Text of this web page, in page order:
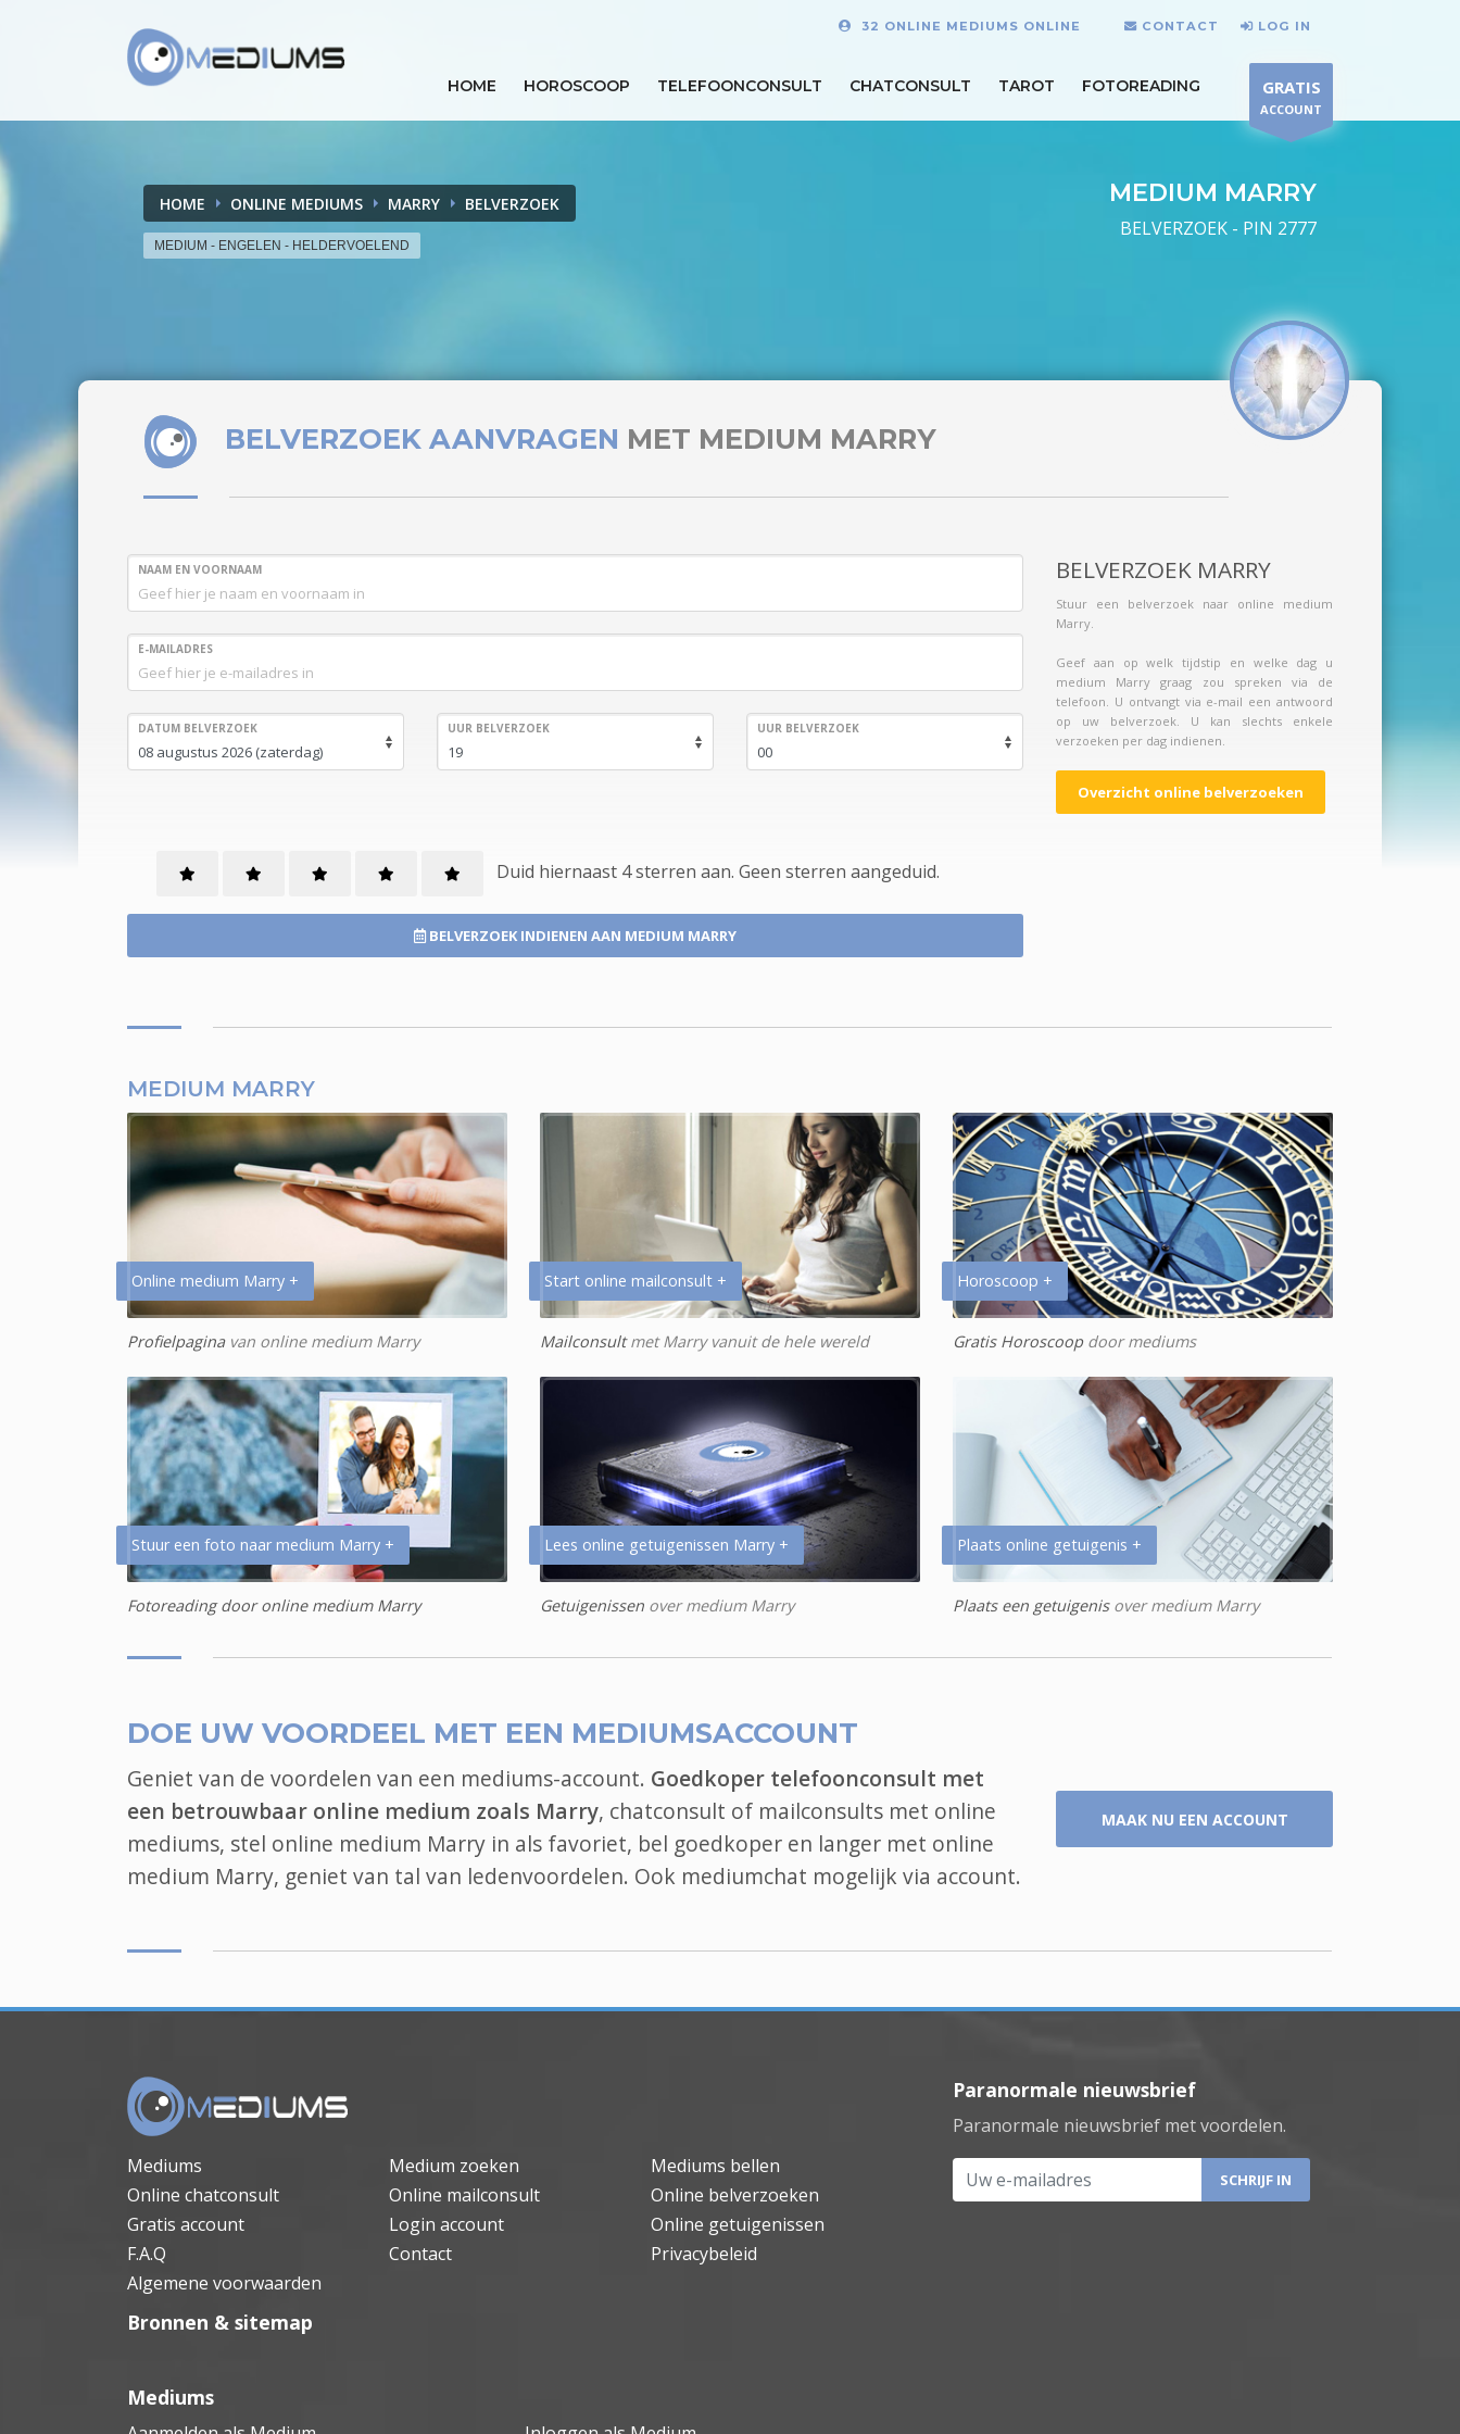
32 ONLINE MEDIUMS ONLINE CONTACT LOG IN
HOME HOROSCOOP TELEFOONCONSULT CHATCONSULT TAROT FOTOREADING GRATIS
ACCOUNT
HOME ONLINE MEDIUMS MARRY BELVERZOEK
MEDIUM - ENGELEN - HELDERVOELEND
MEDIUM MARRY
BELVERZOEK - PIN 2777
BELVERZOEK AANVRAGEN MET MEDIUM MARRY
NAAM EN VOORNAAM
E-MAILADRES
DATUM BELVERZOEK UUR BELVERZOEK UUR BELVERZOEK
Duid hiernaast 4 sterren aan. Geen sterren aangeduid.
BELVERZOEK INDIENEN AAN MEDIUM MARRY
BELVERZOEK MARRY
Stuur een belverzoek naar online medium
Marry.
Geef aan op welk tijdstip en welke dag u
medium Marry graag zou spreken via de
telefoon. U ontvangt via e-mail een antwoord
op uw belverzoek. U kan slechts enkele
verzoeken per dag indienen.
Overzicht online belverzoeken
MEDIUM MARRY
Online medium Marry +
Profielpaginavan online medium Marry
Start online mailconsult +
Mailconsultmet Marry vanuit de hele wereld
Horoscoop +
Gratis Horoscoopdoor mediums
Stuur een foto naar medium Marry +
Fotoreading door online medium Marry
Lees online getuigenissen Marry +
Getuigenissen over medium Marry
Plaats online getuigenis +
Plaats een getuigenisover medium Marry
DOE UW VOORDEEL MET EEN MEDIUMSACCOUNT
Geniet van de voordelen van een mediums-account. Goedkoper telefoonconsult met
een betrouwbaar online medium zoals Marry, chatconsult of mailconsults met online
mediums, stel online medium Marry in als favoriet, bel goedkoper en langer met online
medium Marry, geniet van tal van ledenvoordelen. Ook mediumchat mogelijk via account.
MAAK NU EEN ACCOUNT
Mediums Medium zoeken
Mediums bellen
Online chatconsult
Online mailconsult
Online belverzoeken
Gratis account
Login account
Online getuigenissen
F.A.Q
Contact
Privacybeleid
Algemene voorwaarden
Paranormale nieuwsbrief
Paranormale nieuwsbrief met voordelen.
Uw e-mailadres
Bronnen & sitemap
Mediums